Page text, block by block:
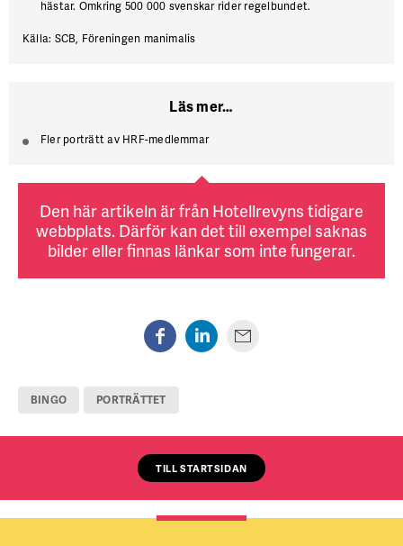
hästar. Omkring 500 000 svenskar rider regelbundet.
Källa: SCB, Föreningen manimalis
Läs mer…
Fler porträtt av HRF-medlemmar
Den här artikeln är från Hotellrevyns tidigare
webbplats. Därför kan det till exempel saknas
bilder eller finnas länkar som inte fungerar.
BINGO PORTRÄTTET
TILL STARTSIDAN